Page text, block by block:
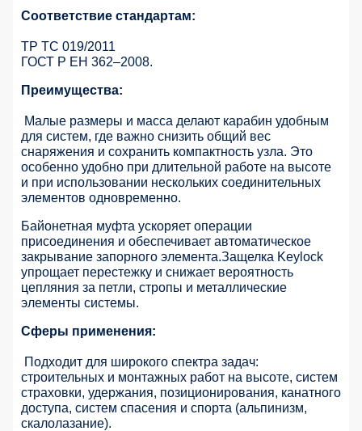
Соответствие стандартам:
ТР ТС 019/2011
ГОСТ Р ЕН 362–2008.
Преимущества:
Малые размеры и масса делают карабин удобным
для систем, где важно снизить общий вес
снаряжения и сохранить компактность узла. Это
особенно удобно при длительной работе на высоте
и при использовании нескольких соединительных
элементов одновременно.
Байонетная муфта ускоряет операции
присоединения и обеспечивает автоматическое
закрывание запорного элемента.Защелка Keylock
упрощает перестежку и снижает вероятность
цепляния за петли, стропы и металлические
элементы системы.
Сферы применения:
Подходит для широкого спектра задач:
строительных и монтажных работ на высоте, систем
страховки, удержания, позиционирования, канатного
доступа, систем спасения и спорта (альпинизм,
скалолазание).